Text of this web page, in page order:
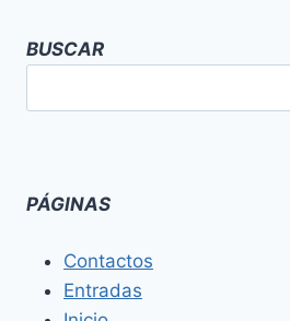
BUSCAR
PÁGINAS
Contactos
Entradas